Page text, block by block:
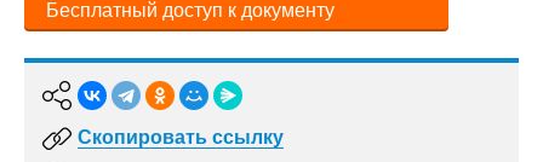
Бесплатный доступ к документу
Скопировать ссылку